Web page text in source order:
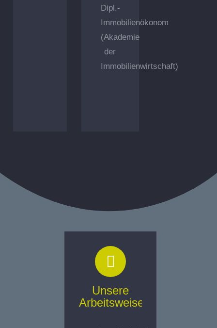
Dipl.-
Immobilienökonom
(Akademie
der
Immobilienwirtschaft)
Unsere
Arbeitsweise